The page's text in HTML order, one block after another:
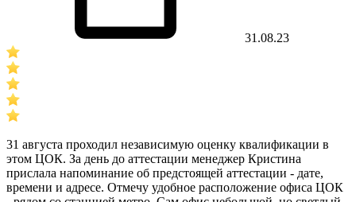
31.08.23
31 августа проходил независимую оценку квалификации в
этом ЦОК. За день до аттестации менеджер Кристина
прислала напоминание об предстоящей аттестации - дате,
времени и адресе. Отмечу удобное расположение офиса ЦОК